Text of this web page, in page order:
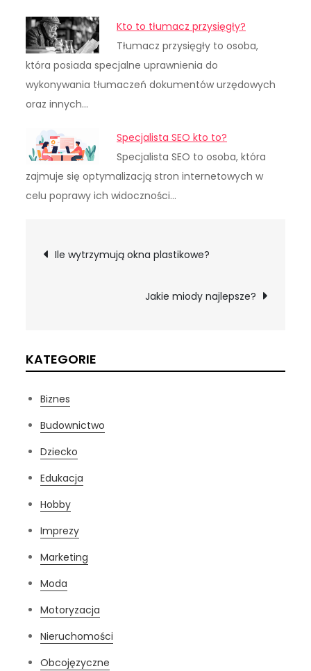
Kto to tłumacz przysięgły?
Tłumacz przysięgły to osoba,
która posiada specjalne uprawnienia do
wykonywania tłumaczeń dokumentów urzędowych
oraz innych…
Specjalista SEO kto to?
Specjalista SEO to osoba, która
zajmuje się optymalizacją stron internetowych w
celu poprawy ich widoczności…
Nawigacja
Ile wytrzymują okna plastikowe?
Jakie miody najlepsze?
KATEGORIE
Biznes
Budownictwo
Dziecko
Edukacja
Hobby
Imprezy
Marketing
Moda
Motoryzacja
Nieruchomości
Obcojęzyczne